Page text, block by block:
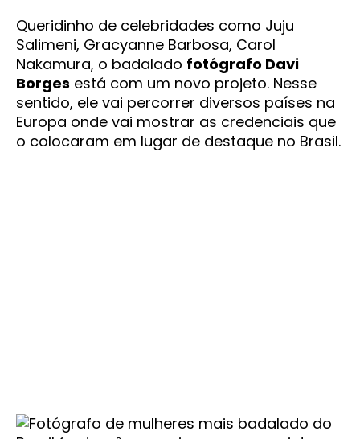
Queridinho de celebridades como Juju
Salimeni, Gracyanne Barbosa, Carol
Nakamura, o badalado fotógrafo Davi
Borges está com um novo projeto. Nesse
sentido, ele vai percorrer diversos países na
Europa onde vai mostrar as credenciais que
o colocaram em lugar de destaque no Brasil.